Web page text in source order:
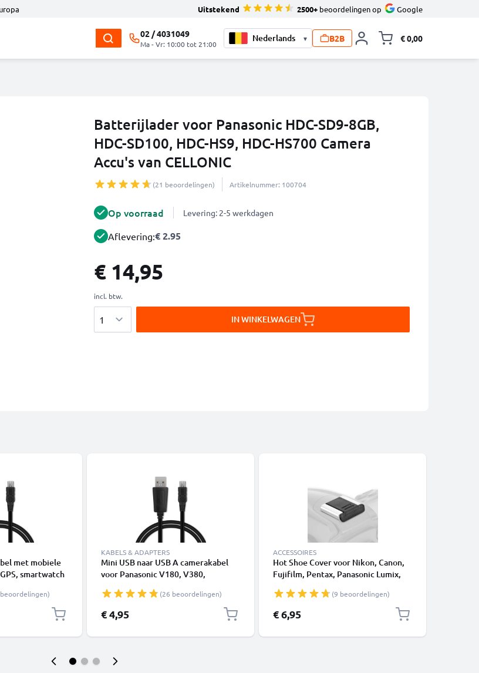
Uitstekend 2500+ beoordelingen op Google
02 / 4031049
Ma - Vr: 10:00 tot 21:00
▾ B2B € 0,00
Batterijlader voor Panasonic HDC-SD9-8GB,
HDC-SD100, HDC-HS9, HDC-HS700 Camera
Accu's van CELLONIC
(21 beoordelingen) Artikelnummer: 100704
Op voorraad Levering: 2-5 werkdagen
Aflevering:€ 2.95
€ 14,95
incl. btw.
IN WINKELWAGEN
met mobiele
smartwatch
KABELS & ADAPTERS
Mini USB naar USB A camerakabel
voor Panasonic V180, V380,
LC1, SD40 1A snellaad-datakabel
K1HY04YY0032, zwart, PVC, 1m van
CELLONIC
(26 beoordelingen)
€ 4,95
ACCESSOIRES
Hot Shoe Cover voor Nikon, Canon,
Fujifilm, Pentax, Panasonic Lumix,
(9 beoordelingen)
€ 6,95